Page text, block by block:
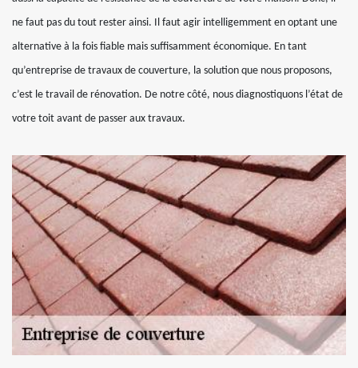
ne faut pas du tout rester ainsi. Il faut agir intelligemment en optant une
alternative à la fois fiable mais suffisamment économique. En tant
qu’entreprise de travaux de couverture, la solution que nous proposons,
c’est le travail de rénovation. De notre côté, nous diagnostiquons l’état de
votre toit avant de passer aux travaux.